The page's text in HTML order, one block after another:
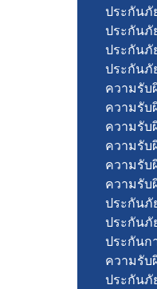
ประกันภั
ประกันภั
ประกันภั
ประกันภั
ความรับ
ความรับ
ความรับ
ความรั
ความรั
ความรับ
ประกันภั
ประกันภั
ประกันก
ความรับ
ประกันภั